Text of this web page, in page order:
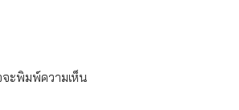
จะพิมพ์ความเห็น